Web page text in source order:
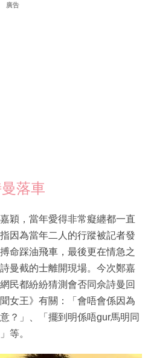
廣告
落車
穎，當年愛得非常癡纏都一直
因為當年二人的行蹤被記者發
命踩油飛車，最後更在情急之
曼截的士離開現場。今次鄭嘉
民都紛紛猜測會否同佘詩曼回
女王》有關：「會唔會係因為
？」、「擺到明係唔gur馬明同
等。